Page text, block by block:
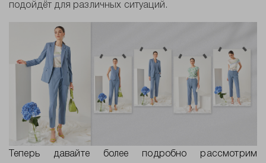
подойдёт для различных ситуаций.
Теперь давайте более подробно рассмотрим